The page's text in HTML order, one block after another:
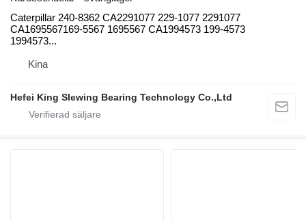
Caterpillar 240-8362 CA2291077 229-1077 2291077
CA1695567169-5567 1695567 CA1994573 199-4573
1994573...
Kina
Hefei King Slewing Bearing Technology Co.,Ltd